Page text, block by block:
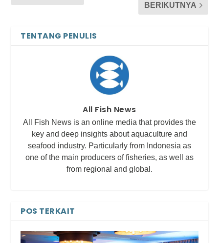
BERIKUTNYA
TENTANG PENULIS
All Fish News
All Fish News is an online media that provides the
key and deep insights about aquaculture and
seafood industry. Particularly from Indonesia as
one of the main producers of fisheries, as well as
from regional and global.
POS TERKAIT